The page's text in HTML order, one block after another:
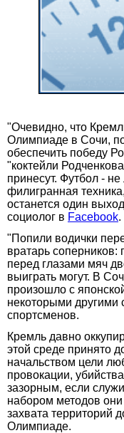
"Очевидно, что
Олимпиаде в Сочи,
обеспечить победу
"коктейли
принесут. Футбол -
филигранная
останется один
социолог в Facebook.
"Попили водички
вратарь соперников:
перед глазами мяч
выиграть могут. В
произошло с
некоторыми другими
спортсменов.
Кремль давно
этой среде принято
начальством цели
провокации,
зазорным, если
набором методов
захвата территорий
Олимпиаде.